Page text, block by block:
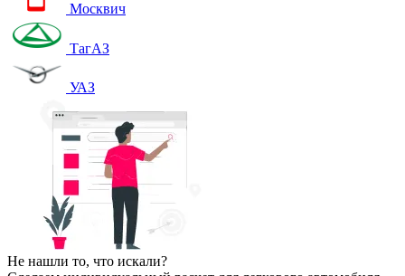
Москвич
ТагАЗ
УАЗ
Не нашли то, что искали?